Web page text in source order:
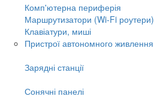
Комп'ютерна периферія
Маршрутизатори (Wi-Fi роутери)
Клавіатури, миші
Пристрої автономного живлення
Зарядні станції
Сонячні панелі